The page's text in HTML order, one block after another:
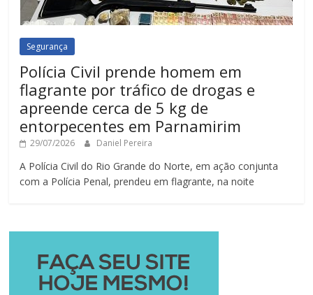
Segurança
Polícia Civil prende homem em
flagrante por tráfico de drogas e
apreende cerca de 5 kg de
entorpecentes em Parnamirim
29/07/2026 Daniel Pereira
A Polícia Civil do Rio Grande do Norte, em ação conjunta
com a Polícia Penal, prendeu em flagrante, na noite